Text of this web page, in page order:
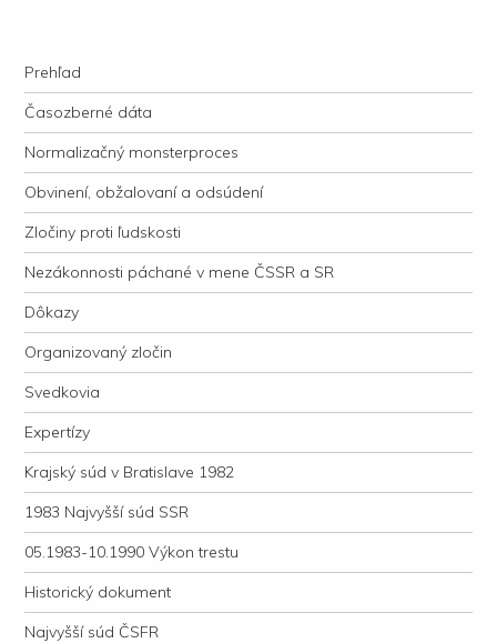
justície
Navigation
Skip to content
Prehľad
Časozberné dáta
Normalizačný monsterproces
Obvinení, obžalovaní a odsúdení
Zločiny proti ľudskosti
Nezákonnosti páchané v mene ČSSR a SR
Dôkazy
Organizovaný zločin
Svedkovia
Expertízy
Krajský súd v Bratislave 1982
1983 Najvyšší súd SSR
05.1983-10.1990 Výkon trestu
Historický dokument
Najvyšší súd ČSFR